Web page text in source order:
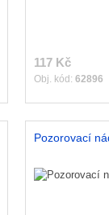
117 Kč
Obj. kód: 62896
Pozorovací